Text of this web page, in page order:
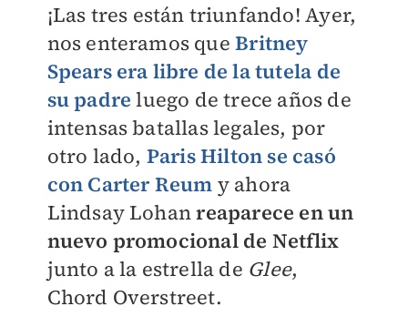
¡Las tres están triunfando! Ayer,
nos enteramos queBritney
Spears era libre de la tutela de
su padre luego de trece años de
intensas batallas legales, por
otro lado, Paris Hilton se casó
con Carter Reum y ahora
Lindsay Lohanreaparece en un
nuevo promocional de Netflix
junto a la estrella de Glee,
Chord Overstreet.